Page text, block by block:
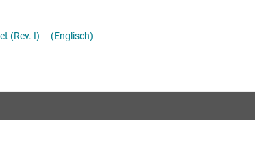
Mehrzweck-MCUs
(Rev. I) (Englisch)